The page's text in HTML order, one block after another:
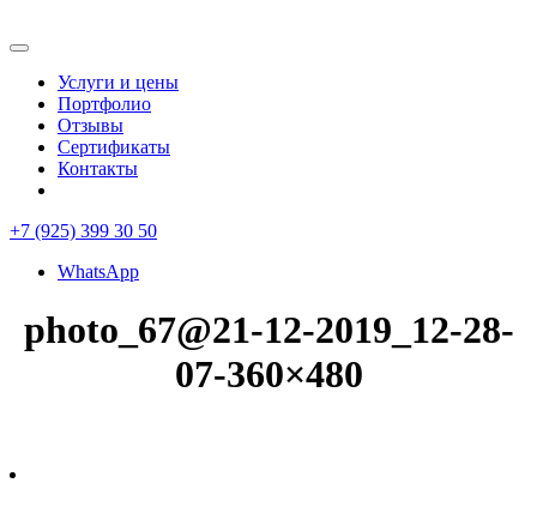
Услуги и цены
Портфолио
Отзывы
Сертификаты
Контакты
+7 (925) 399 30 50
WhatsApp
photo_67@21-12-2019_12-28-
07-360×480